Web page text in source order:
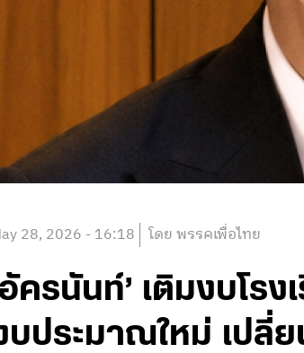
28, 2026 - 16:18 โดย พรรคเพื่อไทย
อัครนันท์’ เติมงบโร
บประมาณใหม่ เปลี่ย